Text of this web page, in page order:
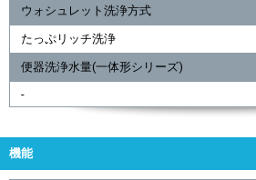
ウォシュレット洗浄方式
たっぷリッチ洗浄
便器洗浄水量(一体形シリーズ)
-
機能